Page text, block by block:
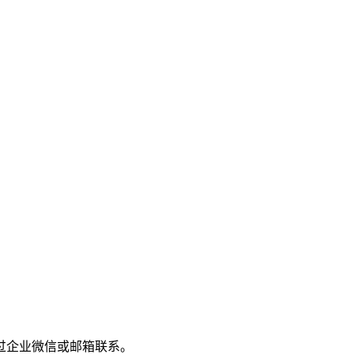
业微信或邮箱联系。